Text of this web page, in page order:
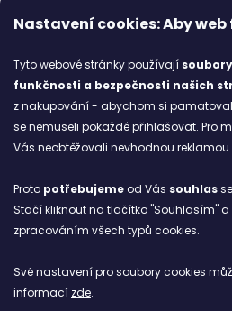
Nastavení cookies: Aby
Tyto webové stránky používají
funkčnosti a bezpečnosti našich
z nakupování - abychom si
se nemuseli pokaždé přihlašovat. Pro
Vás neobtěžovali nevhodnou reklamou.
Proto potřebujemeod Vás souhlas
Stačí kliknout na tlačítko "Souhlasím"
zpracováním všech typů cookies.
Své nastavení pro soubory cookies
informací zde.
Značky
Blog
Ze starých bot staronové
ARCHIV
Facebook